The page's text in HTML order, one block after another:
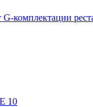
комплектации
10